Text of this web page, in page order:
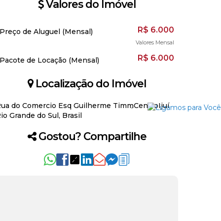
Valores do Imóvel
R$ 6.000
Preço de Aluguel (Mensal)
Valores Mensal
R$ 6.000
Pacote de Locação (Mensal)
Localização do Imóvel
do Comercio Esq Guilherme TimmCentroIjuí
Grande do Sul, Brasil
Gostou? Compartilhe